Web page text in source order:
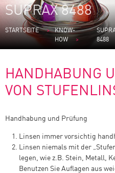
SUPRAX 8488
STARTSEITE
KNOW-
HOW
8488
HANDHABUNG
VON
Handhabung und Prüfung
Linsen immer vorsichtig
Linsen niemals mit der
legen, wie z.B. Stein, Metall,
Benutzen Sie Auflagen aus